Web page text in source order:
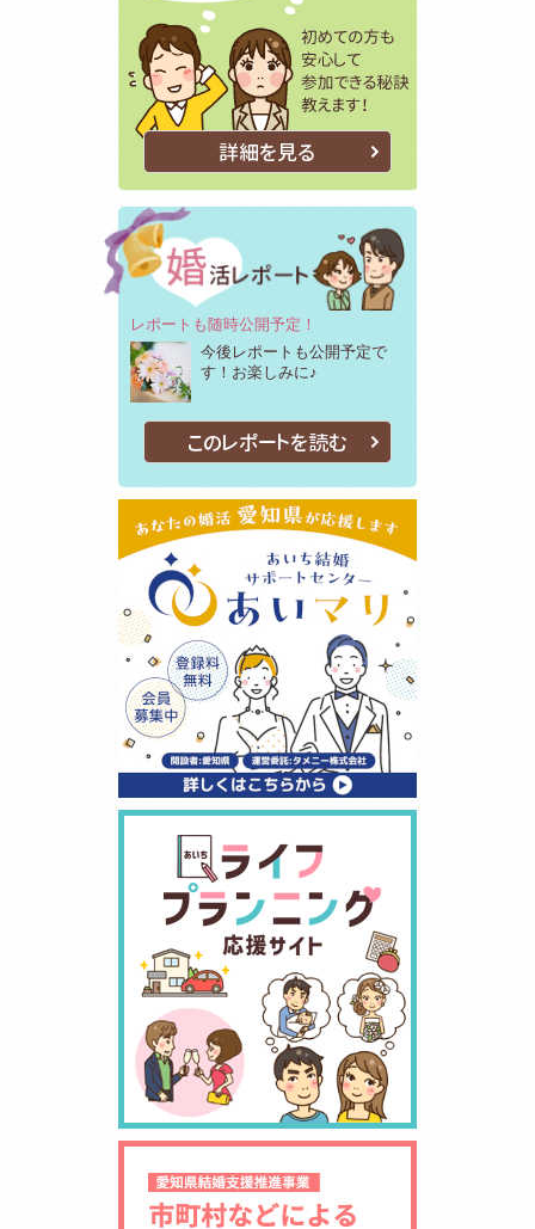
詳細を見る
レポートも随時公開予定！
今後レポートも公開予定で
す！お楽しみに♪
このレポートを読む